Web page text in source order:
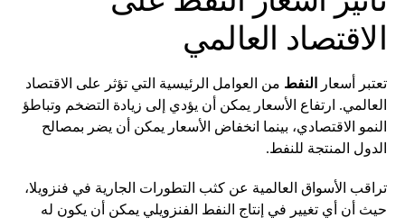
الاقتصاد العالمي
تعتبر أسعار النفط من العوامل الرئيسية التي تؤثر على الاقتصاد
العالمي. ارتفاع الأسعار يمكن أن يؤدي إلى زيادة التضخم وتباطؤ
النمو الاقتصادي، بينما انخفاض الأسعار يمكن أن يضر بمصالح
الدول المنتجة للنفط.
تراقب الأسواق العالمية عن كثب التطورات الجارية في فنزويلا،
حيث أن أي تغيير في إنتاج النفط الفنزويلي يمكن أن يكون له